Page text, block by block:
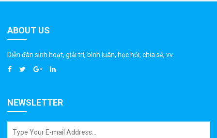
ABOUT US
Diễn đàn sinh hoạt, giải trí, bình luân, học hỏi, chia sẻ, vv.
NEWSLETTER